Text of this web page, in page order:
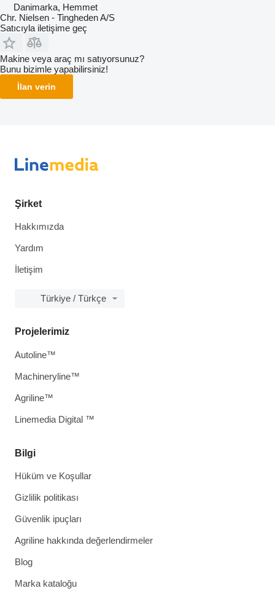
Danimarka, Hemmet
Chr. Nielsen - Tingheden A/S
Satıcıyla iletişime geç
Makine veya araç mı satıyorsunuz?
Bunu bizimle yapabilirsiniz!
İlan verin
Şirket
Hakkımızda
Yardım
İletişim
Türkiye / Türkçe
Bilgi
Hüküm ve Koşullar
Gizlilik politikası
Güvenlik ipuçları
Agriline hakkında değerlendirmeler
Blog
Marka kataloğu
Projelerimiz
Autoline™
Machineryline™
Agriline™
Linemedia Digital ™